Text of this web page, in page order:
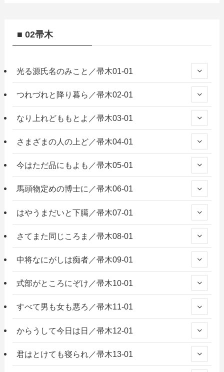
■ 02帚木
光る源氏名のみこと／帚木01-01
つれづれと降り暮ら／帚木02-01
なり上れどももとよ／帚木03-01
さまざまの人の上ど／帚木04-01
今はただ品にもよも／帚木05-01
馬頭物定めの博士に／帚木06-01
はやうまだいと下臈／帚木07-01
さてまた同じころま／帚木08-01
中将なにがしは痴者／帚木09-01
式部がところにぞけ／帚木10-01
すべて男も女も悪ろ／帚木11-01
からうして今日は日／帚木12-01
君はとけても寝られ／帚木13-01